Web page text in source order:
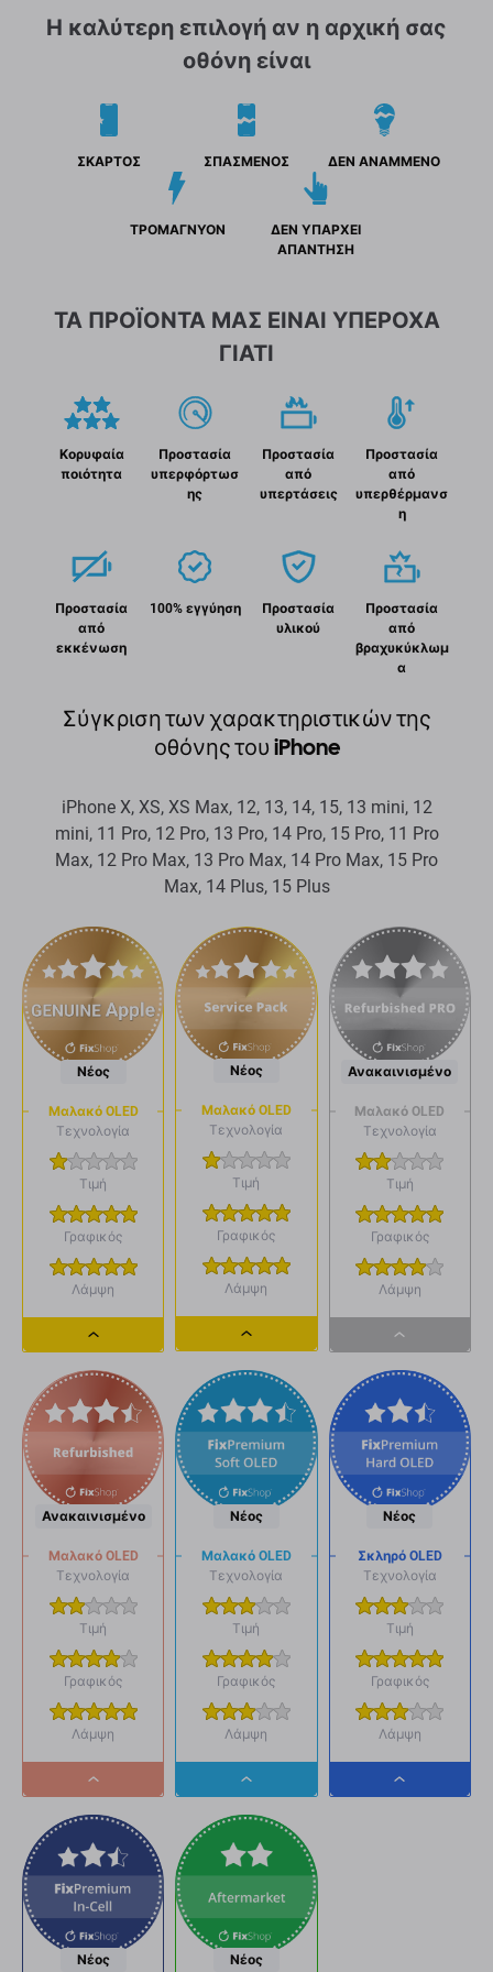
Η καλύτερη επιλογή αν η αρχική σας
οθόνη είναι
ΣΚΑΡΤΟΣ ΣΠΑΣΜΕΝΟΣ ΔΕΝ ΑΝΑΜΜΕΝΟ
ΤΡΟΜΑΓΝΥΟΝ
ΔΕΝ ΥΠΑΡΧΕΙ
ΑΠΑΝΤΗΣΗ
ΤΑ ΠΡΟΪΟΝΤΑ ΜΑΣ ΕΙΝΑΙ ΥΠΕΡΟΧΑ
ΓΙΑΤΙ
Κορυφαία
ποιότητα
Προστασία
υπερφόρτωσ
ης
Προστασία
από
υπερτάσεις
Προστασία
από
υπερθέρμανσ
η
Προστασία
από
εκκένωση
100% εγγύηση
Προστασία
υλικού
Προστασία
από
βραχυκύκλωμ
α
Σύγκριση των χαρακτηριστικών της
οθόνης του iPhone
iPhone X, XS, XS Max, 12, 13, 14, 15, 13 mini, 12
mini, 11 Pro, 12 Pro, 13 Pro, 14 Pro, 15 Pro, 11 Pro
Max, 12 Pro Max, 13 Pro Max, 14 Pro Max, 15 Pro
Max, 14 Plus, 15 Plus
Νέος
Μαλακό OLED
Τεχνολογία
Τιμή
Γραφικός
Λάμψη
Dropdown
button
Νέος
Μαλακό OLED
Τεχνολογία
Τιμή
Γραφικός
Λάμψη
Dropdown
button
Ανακαινισμένο
Μαλακό OLED
Τεχνολογία
Τιμή
Γραφικός
Λάμψη
Dropdown
button
Ανακαινισμένο
Μαλακό OLED
Τεχνολογία
Τιμή
Γραφικός
Λάμψη
Dropdown
button
Νέος
Μαλακό OLED
Τεχνολογία
Τιμή
Γραφικός
Λάμψη
Dropdown
button
Νέος
Σκληρό OLED
Τεχνολογία
Τιμή
Γραφικός
Λάμψη
Dropdown
Νέος Νέος